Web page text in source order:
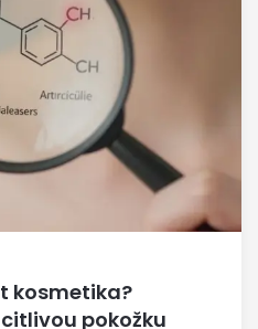
kosmetika?
pokožku